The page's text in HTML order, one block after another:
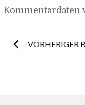
Kommentardaten
Post
VORHERIGER